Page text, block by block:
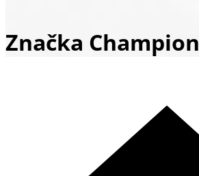
Značka Champion